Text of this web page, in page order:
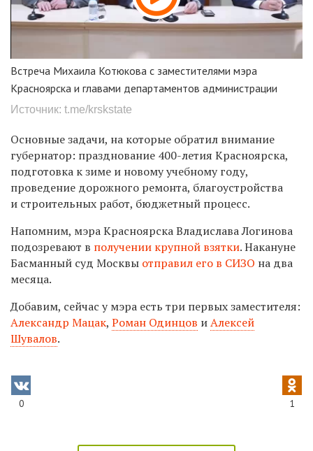
Встреча Михаила Котюкова с заместителями мэра
Красноярска и главами департаментов администрации
Источник: t.me/krskstate
Основные задачи, на которые обратил внимание
губернатор: празднование 400-летия Красноярска,
подготовка к зиме и новому учебному году,
проведение дорожного ремонта, благоустройства
и строительных работ, бюджетный процесс.
Напомним, мэра Красноярска Владислава Логинова
подозревают в получении крупной взятки. Накануне
Басманный суд Москвы отправил его в СИЗО на два
месяца.
Добавим, сейчас у мэра есть три первых заместителя:
Александр Мацак, Роман Одинцов иАлексей
Шувалов.
0 1